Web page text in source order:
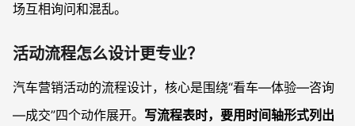
场互相询问和混乱。
活动流程怎么设计更专业？
汽车营销活动的流程设计，核心是围绕“看车—体验—咨询
—成交”四个动作展开。 写流程表时，要用时间轴形式列出